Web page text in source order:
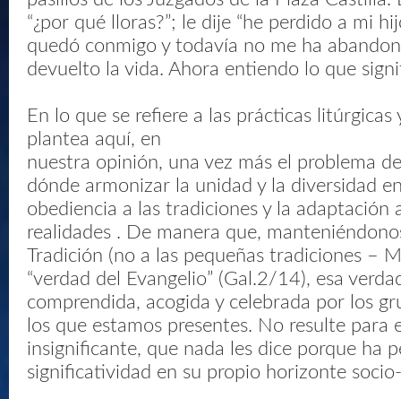
“¿por qué lloras?”; le dije “he perdido a mi
quedó conmigo y todavía no me ha
devuelto la vida. Ahora entiendo lo que
En lo que se refiere a las prácticas litúrgicas
plantea aquí, en
nuestra opinión, una vez más el problema
dónde armonizar la unidad y la diversidad
obediencia a las tradiciones y la adaptación
realidades . De manera que,
Tradición (no a las pequeñas tradiciones –
“verdad del Evangelio” (Gal.2/14), esa
comprendida, acogida y celebrada por los
los que estamos presentes. No resulte para
insignificante, que nada les dice porque ha
significatividad en su propio horizonte